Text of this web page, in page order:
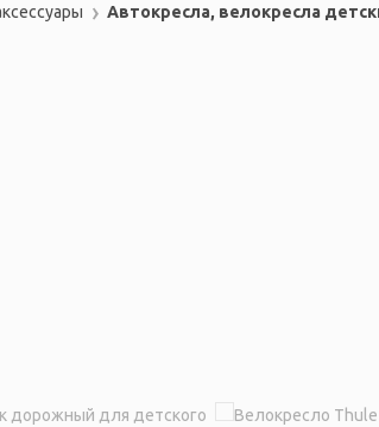
Автокресла, велокресла